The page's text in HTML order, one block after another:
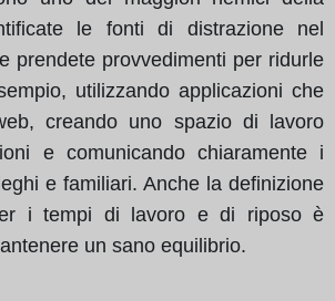
le fonti di distrazione nel
prendete provvedimenti per ridurle
utilizzando applicazioni che
creando uno spazio di lavoro
e comunicando chiaramente i
e familiari. Anche la definizione
i tempi di lavoro e di riposo è
un sano equilibrio.